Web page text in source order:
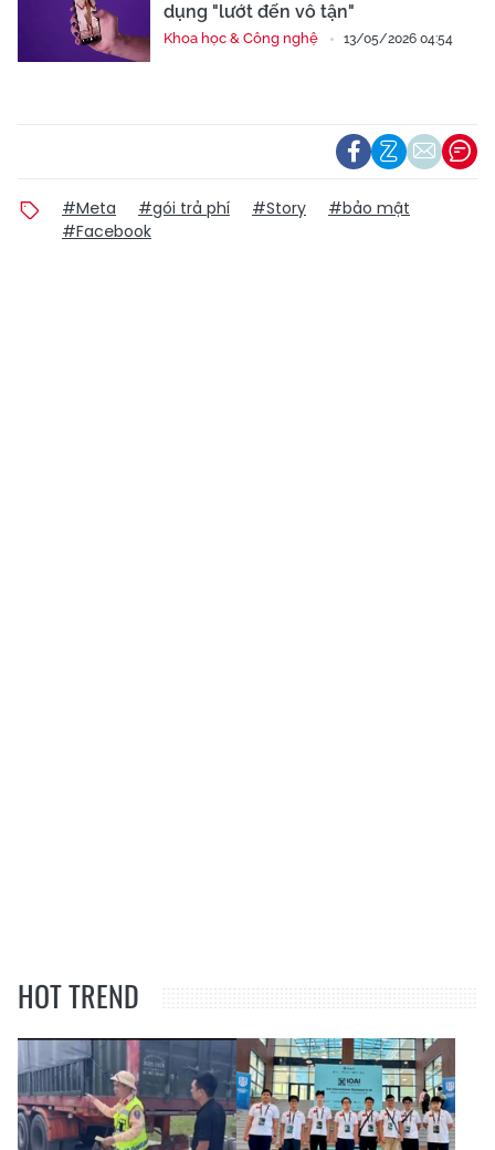
dụng "lướt đến vô tận"
Khoa học & Công nghệ 13/05/2026 04:54
#Meta #gói trả phí #Story
#bảo mật
#Facebook
HOT TREND